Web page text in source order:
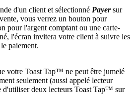
d'un client et sélectionné Payersur
vous verrez un bouton pour
pour l'argent comptant ou une carte-
l'écran invitera votre client à suivre les
paiement.
votre Toast Tap™ ne peut être jumelé
seulement (aussi appelé lecteur
d'utiliser deux lecteurs Toast Tap™ sur